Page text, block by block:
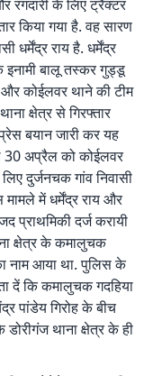
रंगदारी के लिए ट्रैक्टर
किया गया है. वह सारण
धर्मेंद्र राय है. धर्मेंद्र
बालू तस्कर गुड्डू
और कोईलवर थाने की टीम
क्षेत्र से गिरफ्तार
बयान जारी कर यह
30 अप्रैल को कोईलवर
दुर्जनचक गांव निवासी
में धर्मेंद्र राय और
प्राथमिकी दर्ज करायी
क्षेत्र के कमालुचक
नाम आया था. पुलिस के
दें कि कमालुचक गदहिया
पांडेय गिरोह के बीच
थाना क्षेत्र के ही